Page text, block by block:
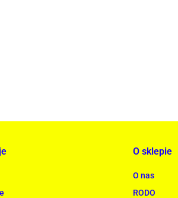
O sklepie
O nas
RODO